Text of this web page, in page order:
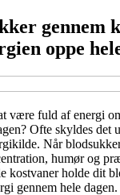
gennem
oppe
være fuld af energi
Ofte skyldes det
Når
humør og
kostvaner holde dit
gennem hele dagen.